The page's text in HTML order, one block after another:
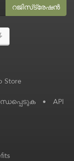
റജിസ്‌ട്രേഷൻ
• API